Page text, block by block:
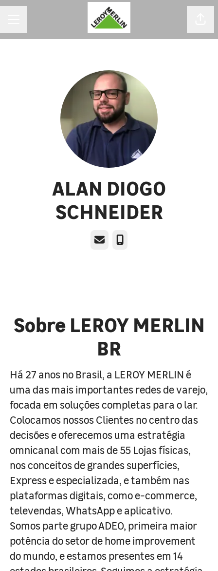
ALAN DIOGO
SCHNEIDER
E-mail Telefone
Sobre LEROY MERLIN
BR
Há 27 anos no Brasil, a LEROY MERLIN é
uma das mais importantes redes de varejo,
focada em soluções completas para o lar.
Colocamos nossos Clientes no centro das
decisões e oferecemos uma estratégia
omnicanal com mais de 55 Lojas físicas,
nos conceitos de grandes superfícies,
Express e especializada, e também nas
plataformas digitais, como e-commerce,
televendas, WhatsApp e aplicativo.
Somos parte grupo ADEO, primeira maior
potência do setor de home improvement
do mundo, e estamos presentes em 14